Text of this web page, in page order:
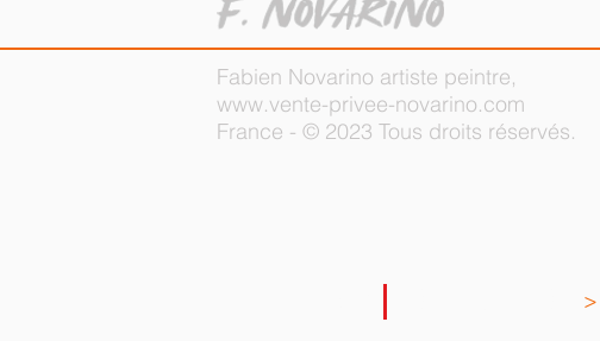
Fabien Novarino artiste peintre,
www.vente-privee-novarino.com
France - © 2023 Tous droits réservés.